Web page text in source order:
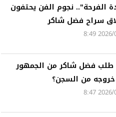
الفرحة".. نجوم الفن يحتفون
سراح فضل شاكر
2026/
طلب فضل شاكر من الجمهور
من السجن؟
2026/